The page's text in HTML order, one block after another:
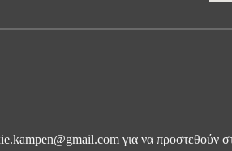
για να προστεθούν